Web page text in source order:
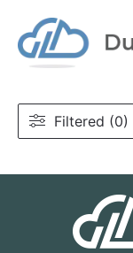
Filtered (0)